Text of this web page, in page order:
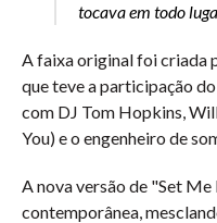
tocava em todo
A faixa original foi criada
que teve a participação
com DJ Tom Hopkins,
You) e o engenheiro de
A nova versão de "Set
contemporânea,